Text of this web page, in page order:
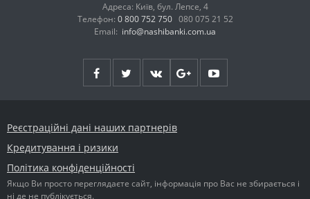
Адреса: Київ, бул. Лепсе, 4
Телефон: 0 800 752 750 080 075 21 52
Email: info@nashibanki.com.ua
Реєстраційні дані наших партнерів
Кредитування і ризики
Політика конфіденційності
Якщо Ви просто переглядаєте сайт, інформація про Вас не збирається і
ні де не публікується.